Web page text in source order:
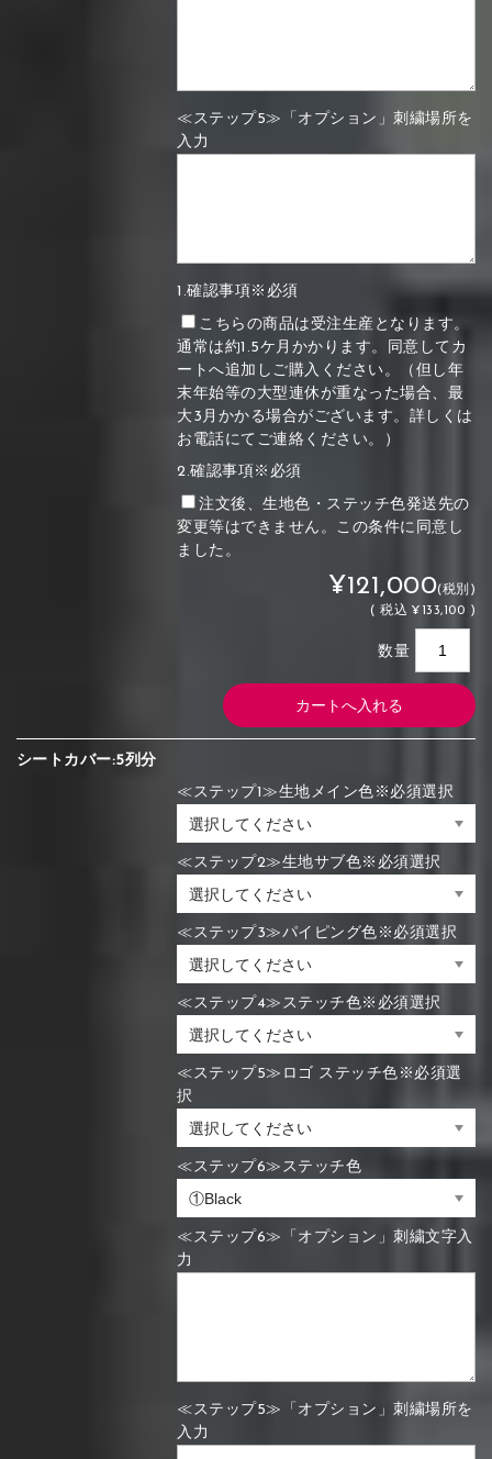
≪ステップ5≫「オプション」刺繍場所を
入力
1.確認事項※必須
こちらの商品は受注生産となります。
通常は約1.5ケ月かかります。同意してカ
ートへ追加しご購入ください。（但し年
末年始等の大型連休が重なった場合、最
大3月かかる場合がございます。詳しくは
お電話にてご連絡ください。）
2.確認事項※必須
注文後、生地色・ステッチ色発送先の
変更等はできません。この条件に同意し
ました。
¥121,000(税別)
(税込 ¥133,100 )
数量
シートカバー:5列分
≪ステップ1≫生地メイン色※必須選択
≪ステップ2≫生地サブ色※必須選択
≪ステップ3≫パイピング色※必須選択
≪ステップ4≫ステッチ色※必須選択
≪ステップ5≫ロゴ ステッチ色※必須選
択
≪ステップ6≫ステッチ色
≪ステップ6≫「オプション」刺繍文字入
力
≪ステップ5≫「オプション」刺繍場所を
入力